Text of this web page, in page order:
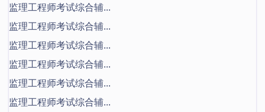
监理工程师考试综合辅...
监理工程师考试综合辅...
监理工程师考试综合辅...
监理工程师考试综合辅...
监理工程师考试综合辅...
监理工程师考试综合辅...